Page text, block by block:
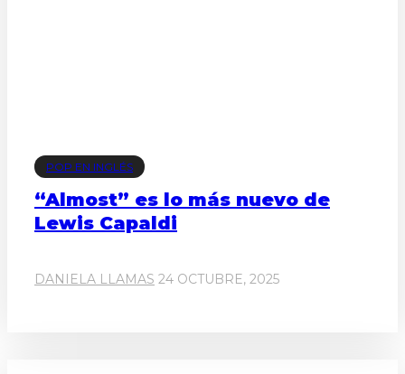
POP EN INGLÉS
“Almost” es lo más nuevo de
Lewis Capaldi
DANIELA LLAMAS 24 OCTUBRE, 2025